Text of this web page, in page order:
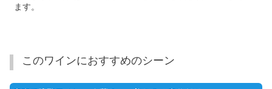
ます。
このワインにおすすめのシーン